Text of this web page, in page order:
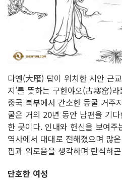
다옌(大雁) 탑이 위치한 시안 근
지’를 뜻하는 구한야오(古寒窑)
중국 북부에서 간소한 동굴 거주
굴은 거의 20년 동안 남편을 기
한 곳이다. 인내와 헌신을 보여
역사에서 대대로 전해졌으며 많
핍과 외로움을 생각하며 탄식하
단호한 여성